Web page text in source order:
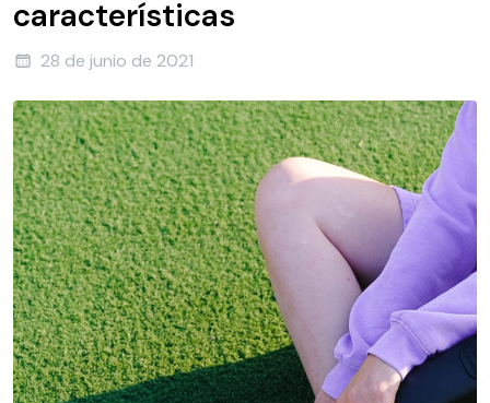
características
28 de junio de 2021